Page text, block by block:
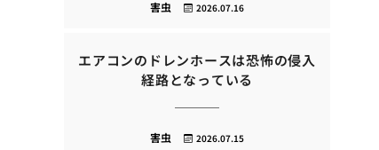
2026.07.16
害虫
エアコンのドレンホースは恐怖の侵入
経路となっている
2026.07.15
害虫